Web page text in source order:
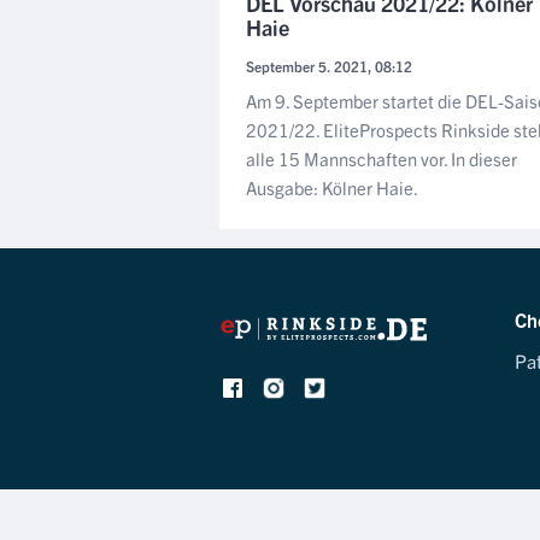
Haie
September 5. 2021, 08:12
Am 9. September startet die DEL-
2021/22. EliteProspects Rinkside
alle 15 Mannschaften vor. In dieser
Ausgabe: Kölner Haie.